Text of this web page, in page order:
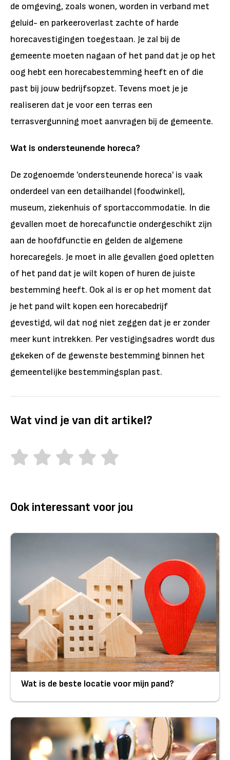
de omgeving, zoals wonen, worden in verband met
geluid- en parkeeroverlast zachte of harde
horecavestigingen toegestaan. Je zal bij de
gemeente moeten nagaan of het pand dat je op het
oog hebt een horecabestemming heeft en of die
past bij jouw bedrijfsopzet. Tevens moet je je
realiseren dat je voor een terras een
terrasvergunning moet aanvragen bij de gemeente.
Wat is ondersteunende horeca?
De zogenoemde 'ondersteunende horeca' is vaak
onderdeel van een detailhandel (foodwinkel),
museum, ziekenhuis of sportaccommodatie. In die
gevallen moet de horecafunctie ondergeschikt zijn
aan de hoofdfunctie en gelden de algemene
horecaregels. Je moet in alle gevallen goed opletten
of het pand dat je wilt kopen of huren de juiste
bestemming heeft. Ook al is er op het moment dat
je het pand wilt kopen een horecabedrijf
gevestigd, wil dat nog niet zeggen dat je er zonder
meer kunt intrekken. Per vestigingsadres wordt dus
gekeken of de gewenste bestemming binnen het
gemeentelijke bestemmingsplan past.
Wat vind je van dit artikel?
Ook interessant voor jou
Wat is de beste locatie voor mijn pand?